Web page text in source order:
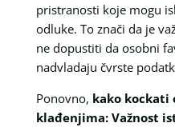
pristranosti koje mogu
odluke. To znači da je
ne dopustiti da osobni
nadvladaju čvrste
Ponovno, kako kockati
klađenjima: Važnost